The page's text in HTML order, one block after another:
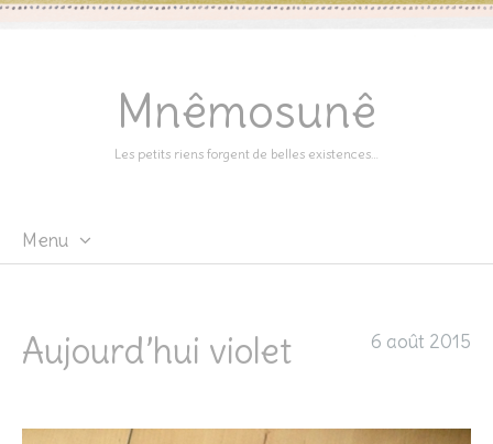
Mnêmosunê
Les petits riens forgent de belles existences…
Menu
Aujourd’hui violet 6 août 2015